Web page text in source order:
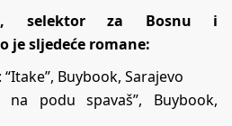
selektor za Bosnu i
je sljedeće romane:
Buybook, Sarajevo
na podu spavaš”, Buybook,